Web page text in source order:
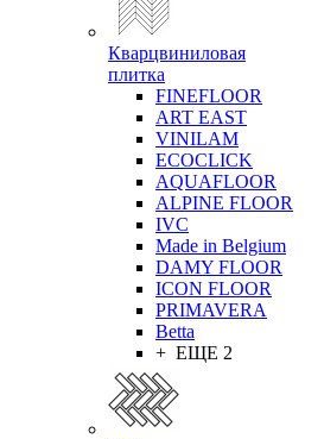
Кварцвиниловая
плитка
FINEFLOOR
ART EAST
VINILAM
ECOCLICK
AQUAFLOOR
ALPINE FLOOR
IVC
Made in Belgium
DAMY FLOOR
ICON FLOOR
PRIMAVERA
Betta
+ ЕЩЕ 2